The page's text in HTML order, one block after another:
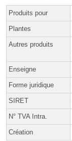
Produits pour
Plantes
Autres produits
Enseigne
Forme juridique
SIRET
N° TVA Intra.
Création